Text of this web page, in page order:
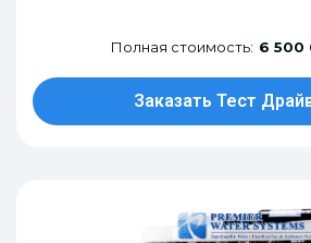
Полная стоимость: 6 500
Заказать Тест